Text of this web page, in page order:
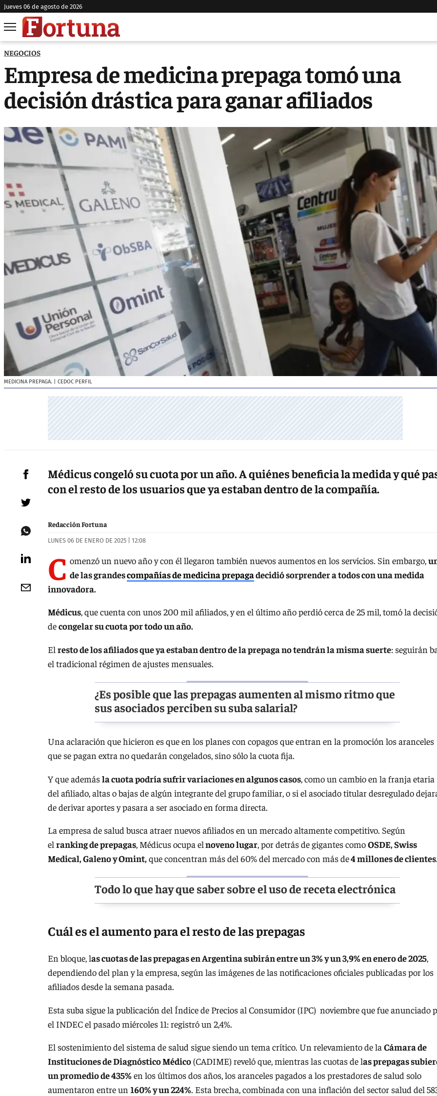
jueves 06 de agosto de 2026
NEGOCIOS
Empresa de medicina prepaga tomó una
decisión drástica para ganar afiliados
MEDICINA PREPAGA. | CEDOC PERFIL
Médicus congeló su cuota por un año. A quiénes beneficia la medida y qué
con el resto de los usuarios que ya estaban dentro de la compañía.
Redacción Fortuna
LUNES 06 DE ENERO DE 2025 | 12:08
C omenzó un nuevo año y con él llegaron también nuevos aumentos en los servicios. Sin embargo,
de las grandescompañías de medicina prepagadecidió sorprender a todos con una medida
innovadora.
Médicus, que cuenta con unos 200 mil afiliados, y en el último año perdió cerca de 25 mil, tomó la
decongelar su cuota por todo un año.
El resto de los afiliados que ya estaban dentro de la prepaga no tendrán la misma suerte: seguirán
el tradicional régimen de ajustes mensuales.
¿Es posible que las prepagas aumenten al mismo ritmo que
sus asociados perciben su suba salarial?
Una aclaración que hicieron es que en los planes con copagos que entran en la promoción los aranceles
que se pagan extra no quedarán congelados, sino sólo la cuota fija.
Y que ademásla cuota podría sufrir variaciones en algunos casos , como un cambio en la franja etaria
del afiliado, altas o bajas de algún integrante del grupo familiar, o si el asociado titular desregulado
de derivar aportes y pasara a ser asociado en forma directa.
La empresa de salud busca atraer nuevos afiliados en un mercado altamente competitivo. Según
el ranking de prepagas, Médicus ocupa elnoveno lugar, por detrás de gigantes comoOSDE, Swiss
Medical, Galeno y Omint,que concentran más del 60% del mercado con más de4 millones de clientes
Todo lo que hay que saber sobre el uso de receta electrónica
Cuál es el aumento para el resto de las prepagas
En bloque, las cuotas de las prepagas en Argentina subirán entre un 3% y un 3,9% en enero de 2025,
dependiendo del plan y la empresa, según las imágenes de las notificaciones oficiales publicadas por los
afiliados desde la semana pasada.
Esta suba sigue la publicación del Índice de Precios al Consumidor (IPC) noviembre que fue anunciado
el INDEC el pasado miércoles 11: registró un 2,4%.
El sostenimiento del sistema de salud sigue siendo un tema crítico. Un relevamiento de la Cámara de
Instituciones de Diagnóstico Médico(CADIME) reveló que, mientras las cuotas de las prepagas
un promedio de 435%en los últimos dos años, los aranceles pagados a los prestadores de salud solo
aumentaron entre un 160% y un 224%. Esta brecha, combinada con una inflación del sector salud del